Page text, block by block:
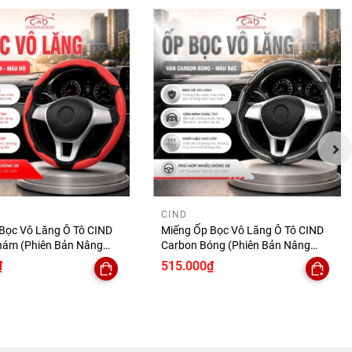
Vô Lăng Ô Tô CIND
(Phiên Bản Nâng
Ma Sát Tốt Mỏng
Trượt Phù Hợp Nhiều
CIND
Miếng Ốp Bọc Vô Lăng Ô Tô CIND
Carbon Bóng (Phiên Bản Nâng
Cấp) Gợn Sóng Mỏng Nhẹ Chống
Trơn Trượt Phù Hợp Nhiều Dòng Xe
515.000₫